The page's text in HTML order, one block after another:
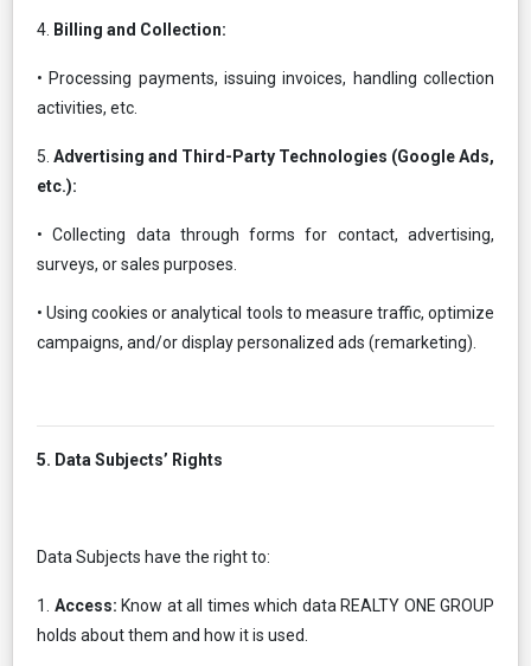
4. Billing and Collection:
• Processing payments, issuing invoices, handling collection
activities, etc.
5. Advertising and Third-Party Technologies (Google Ads,
etc.):
• Collecting data through forms for contact, advertising,
surveys, or sales purposes.
• Using cookies or analytical tools to measure traffic, optimize
campaigns, and/or display personalized ads (remarketing).
5. Data Subjects’ Rights
Data Subjects have the right to:
1. Access: Know at all times which data REALTY ONE GROUP
holds about them and how it is used.